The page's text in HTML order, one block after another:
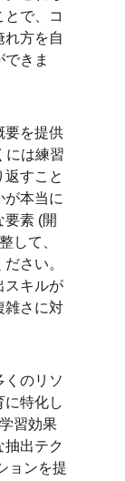
で、コ
れ方を自
きま
要を提供
には練習
返すこと
が本当に
要素 (開
して、
さい。
スキルが
雑さに対
くのリソ
に特化し
習効果
抽出テク
ョンを提